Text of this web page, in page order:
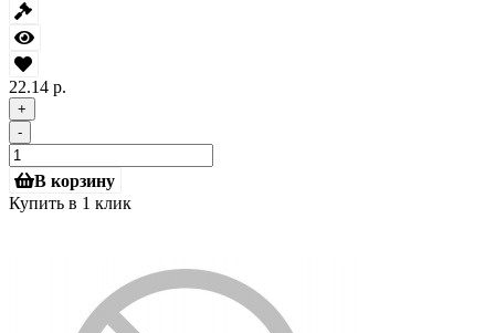
22.14 р.
+
-
В корзину
Купить в 1 клик